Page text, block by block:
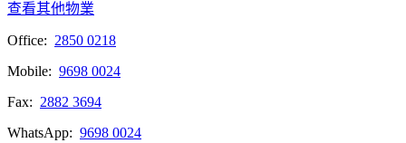
查看其他物業
Office: 2850 0218
Mobile: 9698 0024
Fax: 2882 3694
WhatsApp: 9698 0024